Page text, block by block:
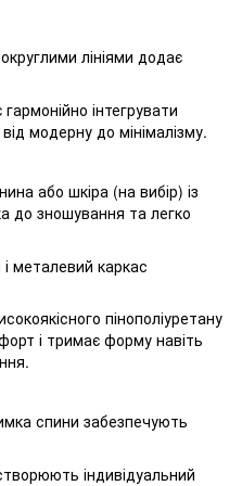
лініями додає
інтегрувати
модерну до мінімалізму.
або шкіра (на вибір) із
до зношування та легко
металевий каркас
пінополіуретану
і тримає форму навіть
спини забезпечують
індивідуальний